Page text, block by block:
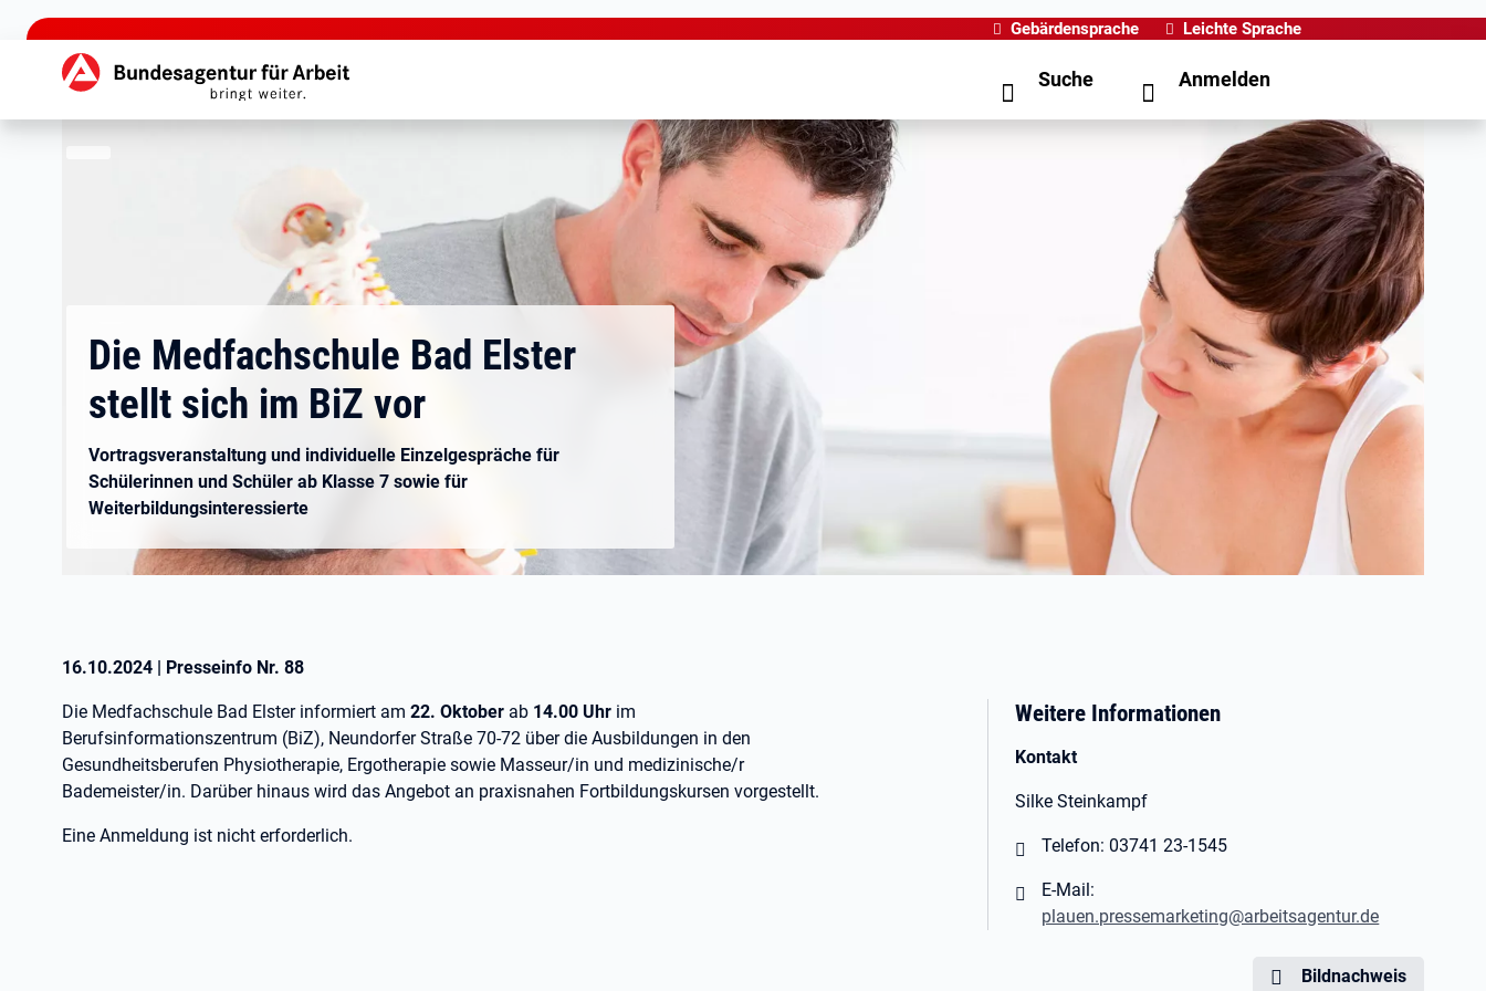
zu den Hauptinhalten springen
Gebärdensprache Leichte Sprache
Hauptnavigation Suche Anmelden
Die Medfachschule Bad Elster
stellt sich im BiZ vor
Vortragsveranstaltung und individuelle Einzelgespräche für
Schülerinnen und Schüler ab Klasse 7 sowie für
Weiterbildungsinteressierte
16.10.2024 | Presseinfo Nr. 88
Die Medfachschule Bad Elster informiert am 22. Oktober ab 14.00 Uhr im
Berufsinformationszentrum (BiZ), Neundorfer Straße 70-72 über die Ausbildungen in den
Gesundheitsberufen Physiotherapie, Ergotherapie sowie Masseur/in und medizinische/r
Bademeister/in. Darüber hinaus wird das Angebot an praxisnahen Fortbildungskursen vorgestellt.
Eine Anmeldung ist nicht erforderlich.
Weitere Informationen
Kontakt
Silke Steinkampf
Telefon: 03741 23-1545
E-Mail:
plauen.pressemarketing@arbeitsagentur.de
Bildnachweis